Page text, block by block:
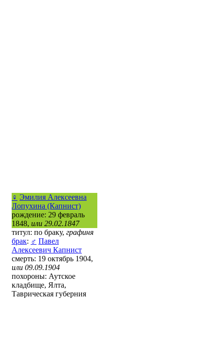
♀ Эмилия Алексеевна
Лопухина (Капнист)
рождение: 29 февраль
1848, или 29.02.1847
титул: по браку, графиня
брак: ♂ Павел
Алексеевич Капнист
смерть: 19 октябрь 1904,
или 09.09.1904
похороны: Аутское
кладбище, Ялта,
Таврическая губерния